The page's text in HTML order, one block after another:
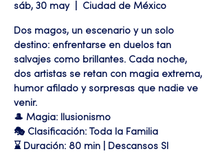
sáb, 30 may
  |
Ciudad de México
Dos magos, un escenario y un solo
destino: enfrentarse en duelos tan
salvajes como brillantes. Cada noche,
dos artistas se retan con magia extrema,
humor afilado y sorpresas que nadie ve
venir.
🎩 Magia: Ilusionismo
🎭 Clasificación: Toda la Familia
⌛ Duración: 80 min | Descansos SI